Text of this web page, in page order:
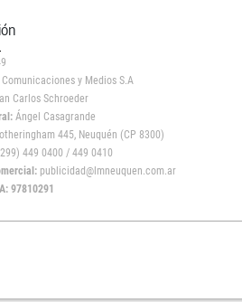
y Medios S.A
Carlos Schroeder
Ángel Casagrande
445, Neuquén (CP 8300)
449 0400 / 449 0410
publicidad@lmneuquen.com.ar
97810291